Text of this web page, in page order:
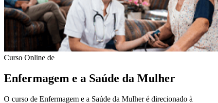
Curso Online de
Enfermagem e a Saúde da Mulher
O curso de Enfermagem e a Saúde da Mulher é direcionado à